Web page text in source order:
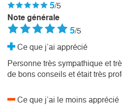
5/5
Note générale
5/5
Ce que j’ai apprécié
Personne très sympathique et
de bons conseils et était très
Ce que j’ai le moins apprécié